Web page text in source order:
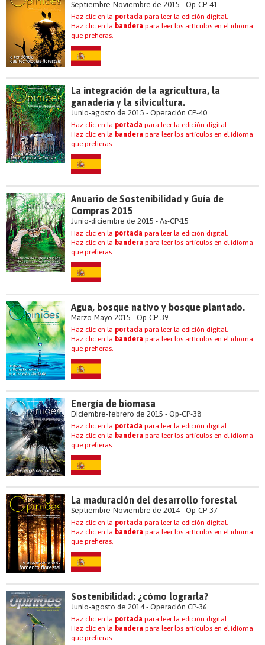
Septiembre-Noviembre de 2015 - Op-CP-41
Haz clic en la portada para leer la edición digital.
Haz clic en la bandera para leer los artículos en el idioma
que prefieras.
La integración de la agricultura, la
ganadería y la silvicultura.
Junio-agosto de 2015 - Operación CP-40
Haz clic en la portada para leer la edición digital.
Haz clic en la bandera para leer los artículos en el idioma
que prefieras.
Anuario de Sostenibilidad y Guía de
Compras 2015
Junio-diciembre de 2015 - As-CP-15
Haz clic en la portada para leer la edición digital.
Haz clic en la bandera para leer los artículos en el idioma
que prefieras.
Agua, bosque nativo y bosque plantado.
Marzo-Mayo 2015 - Op-CP-39
Haz clic en la portada para leer la edición digital.
Haz clic en la bandera para leer los artículos en el idioma
que prefieras.
Energía de biomasa
Diciembre-febrero de 2015 - Op-CP-38
Haz clic en la portada para leer la edición digital.
Haz clic en la bandera para leer los artículos en el idioma
que prefieras.
La maduración del desarrollo forestal
Septiembre-Noviembre de 2014 - Op-CP-37
Haz clic en la portada para leer la edición digital.
Haz clic en la bandera para leer los artículos en el idioma
que prefieras.
Sostenibilidad: ¿cómo lograrla?
Junio-agosto de 2014 - Operación CP-36
Haz clic en la portada para leer la edición digital.
Haz clic en la bandera para leer los artículos en el idioma
que prefieras.